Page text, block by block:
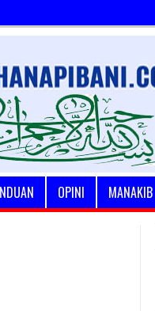
OPINI MANAKIB